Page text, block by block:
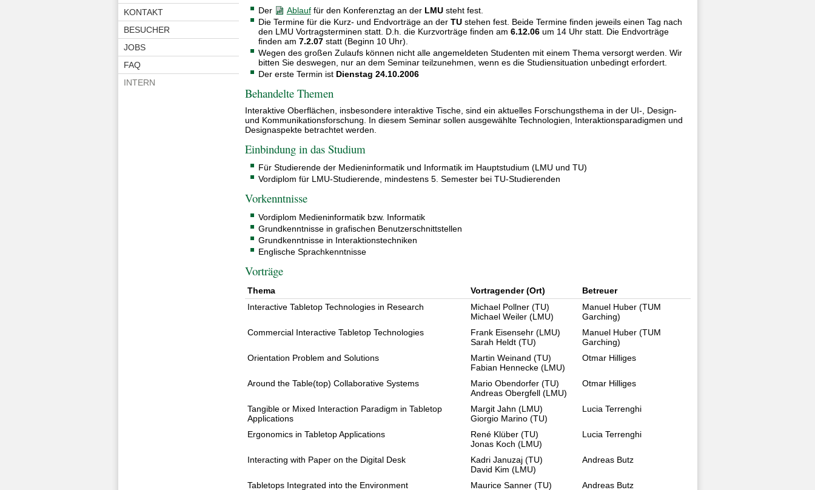
KONTAKT
BESUCHER
JOBS
FAQ
INTERN
Der Ablauffür den Konferenztag an der LMUsteht fest.
Die Termine für die Kurz- und Endvorträge an der TUstehen fest. Beide Termine finden jeweils einen Tag nach
den LMU Vortragsterminen statt. D.h. die Kurzvorträge finden am 6.12.06um 14 Uhr statt. Die Endvorträge
finden am 7.2.07statt (Beginn 10 Uhr).
Wegen des großen Zulaufs können nicht alle angemeldeten Studenten mit einem Thema versorgt werden. Wir
bitten Sie deswegen, nur an dem Seminar teilzunehmen, wenn es die Studiensituation unbedingt erfordert.
Der erste Termin ist Dienstag 24.10.2006
Behandelte Themen
Interaktive Oberflächen, insbesondere interaktive Tische, sind ein aktuelles Forschungsthema in der UI-, Design-
und Kommunikationsforschung. In diesem Seminar sollen ausgewählte Technologien, Interaktionsparadigmen und
Designaspekte betrachtet werden.
Einbindung in das Studium
Für Studierende der Medieninformatik und Informatik im Hauptstudium (LMU und TU)
Vordiplom für LMU-Studierende, mindestens 5. Semester bei TU-Studierenden
Vorkenntnisse
Vordiplom Medieninformatik bzw. Informatik
Grundkenntnisse in grafischen Benutzerschnittstellen
Grundkenntnisse in Interaktionstechniken
Englische Sprachkenntnisse
Vorträge
Thema Vortragender (Ort)
Betreuer
Interactive Tabletop Technologies in Research
Michael Pollner (TU)
Michael Weiler (LMU)
Manuel Huber (TUM
Garching)
Commercial Interactive Tabletop Technologies
Frank Eisensehr (LMU)
Sarah Heldt (TU)
Manuel Huber (TUM
Garching)
Orientation Problem and Solutions
Martin Weinand (TU)
Fabian Hennecke (LMU)
Otmar Hilliges
Around the Table(top) Collaborative Systems
Mario Obendorfer (TU)
Andreas Obergfell (LMU)
Otmar Hilliges
Tangible or Mixed Interaction Paradigm in Tabletop
Applications
Margit Jahn (LMU)
Giorgio Marino (TU)
Lucia Terrenghi
Ergonomics in Tabletop Applications
René Klüber (TU)
Jonas Koch (LMU)
Lucia Terrenghi
Interacting with Paper on the Digital Desk
Kadri Januzaj (TU)
David Kim (LMU)
Andreas Butz
Tabletops Integrated into the Environment
Maurice Sanner (TU)
Andreas Butz